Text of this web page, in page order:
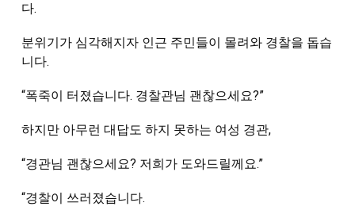
다.
분위기가 심각해지자 인근 주민들이 몰려와 경찰을 돕습
니다.
“폭죽이 터졌습니다. 경찰관님 괜찮으세요?”
하지만 아무런 대답도 하지 못하는 여성 경관,
“경관님 괜찮으세요? 저희가 도와드릴께요.”
“경찰이 쓰러졌습니다.